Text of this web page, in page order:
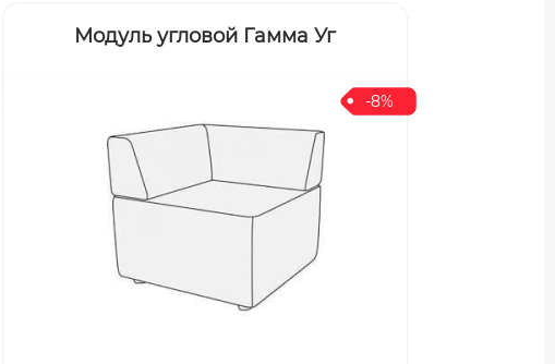
Модуль угловой Гамма Уг
-8%